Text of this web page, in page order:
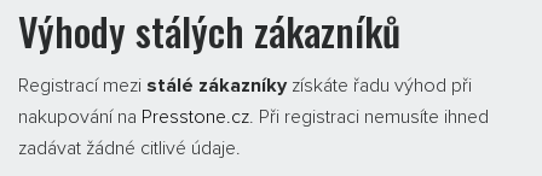
Výhody stálých zákazníků
Registrací mezi stálé zákazníky získáte řadu výhod při
nakupování na Presstone.cz . Při registraci nemusíte ihned
zadávat žádné citlivé údaje.